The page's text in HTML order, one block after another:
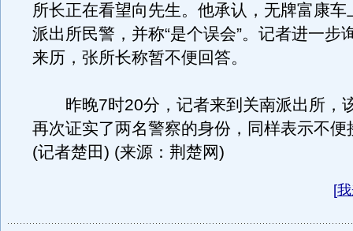
所长正在看望向先生。他承认，无牌富康车
派出所民警，并称“是个误会”。记者进一步
来历，张所长称暂不便回答。
昨晚7时20分，记者来到关南派出所，
再次证实了两名警察的身份，同样表示不便
(记者楚田) (来源：荆楚网)
[